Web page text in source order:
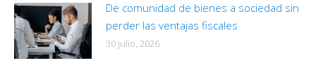
De comunidad de bienes a sociedad sin
perder las ventajas fiscales
30 julio, 2026